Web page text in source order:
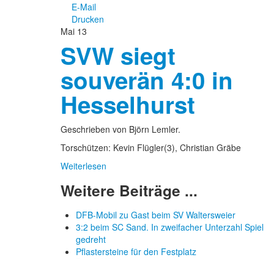
E-Mail
Drucken
Mai 13
SVW siegt
souverän 4:0 in
Hesselhurst
Geschrieben von Björn Lemler.
Torschützen: Kevin Flügler(3), Christian Gräbe
Weiterlesen
Weitere Beiträge ...
DFB-Mobil zu Gast beim SV Waltersweier
3:2 beim SC Sand. In zweifacher Unterzahl Spiel
gedreht
Pflastersteine für den Festplatz